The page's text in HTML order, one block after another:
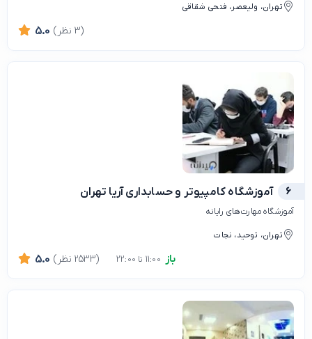
تهران، ولیعصر، فتحی شقاقی
5.0 (3 نظر)
6 آموزشگاه کامپیوتر و حسابداری آریا تهران
آموزشگاه مهارت‌های رایانه
تهران، توحید، نجات
باز 5.0 (2533 نظر)